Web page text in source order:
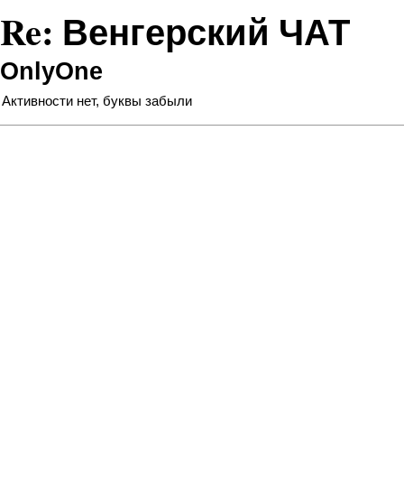
Re: Венгерский ЧАТ
OnlyOne
Активности нет, буквы забыли